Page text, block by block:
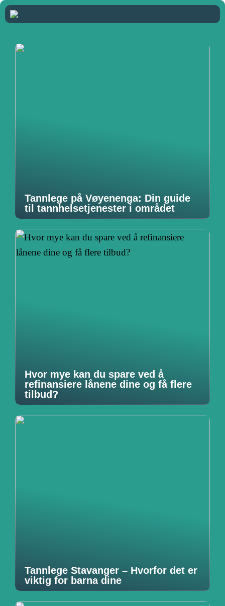
Tannlege på Vøyenenga: Din guide
til tannhelsetjenester i området
Hvor mye kan du spare ved å
refinansiere lånene dine og få flere
tilbud?
Tannlege Stavanger – Hvorfor det er
viktig for barna dine